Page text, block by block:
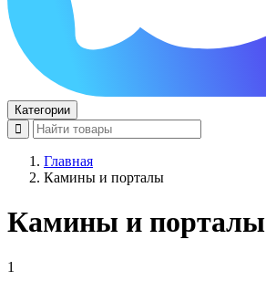
Категории
Главная
Камины и порталы
Камины и порталы
1